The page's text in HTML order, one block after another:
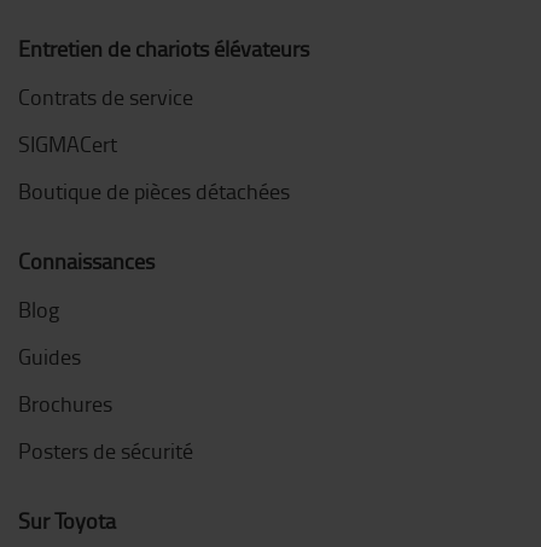
Entretien de chariots élévateurs
Contrats de service
SIGMACert
Boutique de pièces détachées
Connaissances
Blog
Guides
Brochures
Posters de sécurité
Sur Toyota